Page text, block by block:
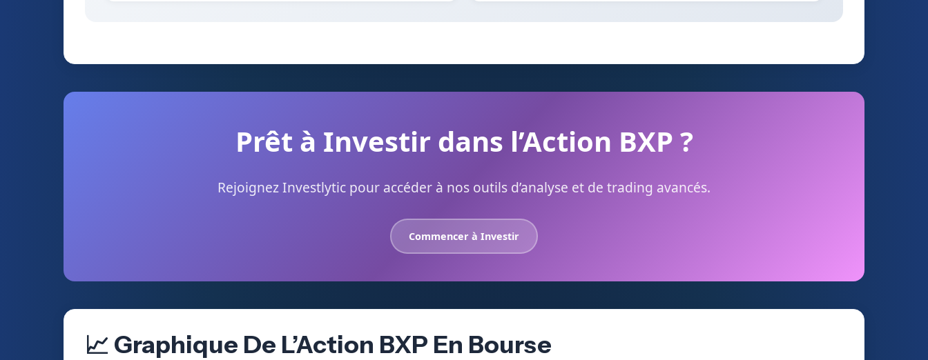
Prêt à Investir dans l’Action BXP ?
Rejoignez Investlytic pour accéder à nos outils d’analyse et de trading avancés.
Commencer à Investir
📈 Graphique De L’Action BXP En Bourse